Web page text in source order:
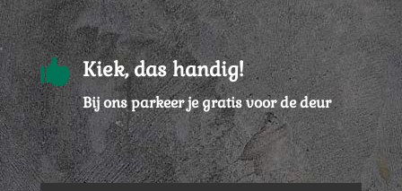
 Kiek, das handig!
Bij ons parkeer je gratis voor de deur